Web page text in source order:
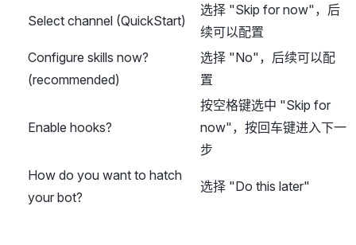
Select channel (QuickStart)
选择 "Skip for now"，后
续可以配置
Configure skills now?
(recommended)
选择 "No"，后续可以配
置
Enable hooks?
按空格键选中 "Skip for
now"，按回车键进入下一
步
How do you want to hatch
your bot?
选择 "Do this later"